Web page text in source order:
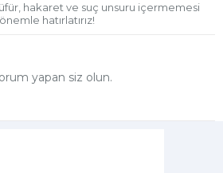
hakaret ve suç unsuru içermemesi
hatırlatırız!
yapan siz olun.